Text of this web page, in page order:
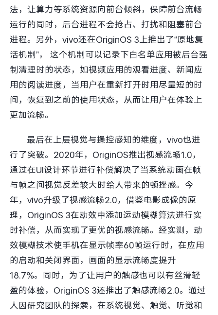
法，让算力等系统资源向前台倾斜，保障前台流畅
运行的同时，后台进程不会抢占、打扰和阻塞前台
进程。另外，vivo还在OriginOS 3上推出了“原地复
活机制”， 这个机制可以记录下白名单应用被后台强
制清理时的状态，如视频应用的观看进度、新闻应
用的阅读进度，当用户在重新打开时用尽量短的时
间，恢复到之前的使用状态，从而让用户在体验上
更加流畅。
最后在上层视觉与操控感知的维度，vivo也进
行了突破。2020年，OriginOS推出视感流畅1.0，
通过在UI设计环节进行补偿解决了当系统动画在帧
与帧之间视觉反差较大时给人带来的顿挫感。今
年，vivo升级了视感流畅2.0，借鉴电影成像的原
理，OriginOS 3在动效中添加运动模糊算法进行实
时补偿，从而实现了更优的视感流畅。经实测，动
效模糊技术使手机在显示帧率60帧运行时，在应用
的启动和关闭界面，画面的显示流畅度提升
18.7%。同时，为了让用户的触感也可以有丝滑轻
盈的体验，OriginOS 3还推出了触感流畅2.0。通过
人因研究团队的探索，在系统视觉、触觉、听觉和